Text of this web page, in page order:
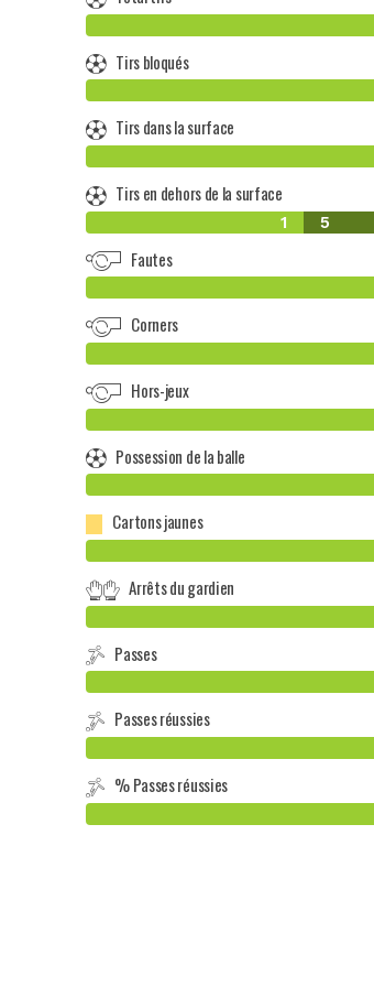
Tirs bloqués
Tirs dans la surface
Tirs en dehors de la surface
1 5
Fautes
Corners
Hors-jeux
Possession de la balle
Cartons jaunes
Arrêts du gardien
Passes
Passes réussies
% Passes réussies